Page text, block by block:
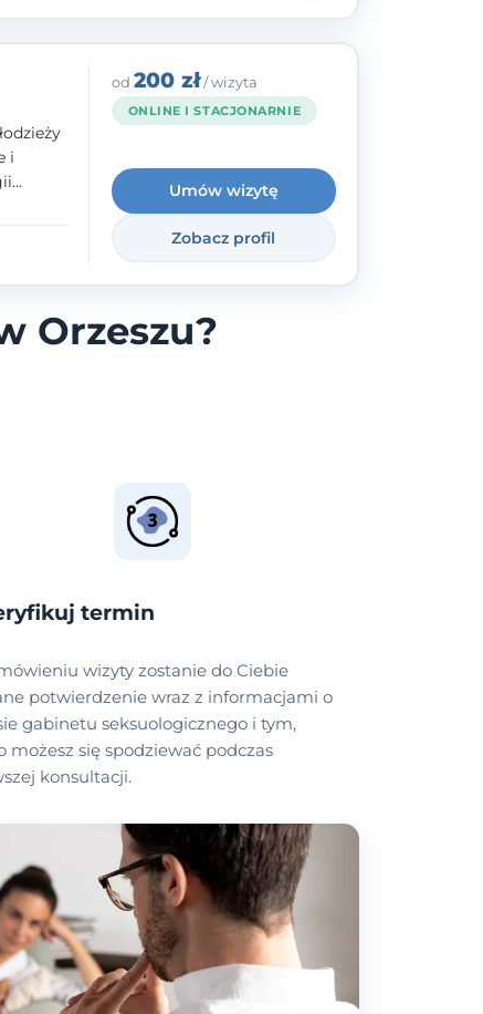
i
mnie
od 200 zł/ wizyta
ONLINE I STACJONARNIE
Umów wizytę
Zobacz profil
Orzeszu?
termin
wizyty zostanie do Ciebie
potwierdzenie wraz z informacjami o
gabinetu seksuologicznego i tym,
możesz się spodziewać podczas
konsultacji.